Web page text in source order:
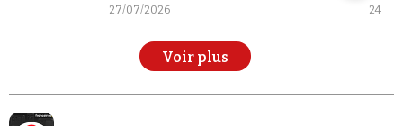
27/07/2026 24/
Voir plus